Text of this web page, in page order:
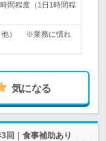
間程度（1日1時間程
他） ※業務に慣れ
気になる
回｜食事補助あり